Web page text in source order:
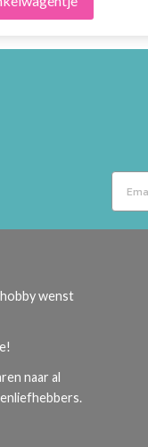
wenst
naar al